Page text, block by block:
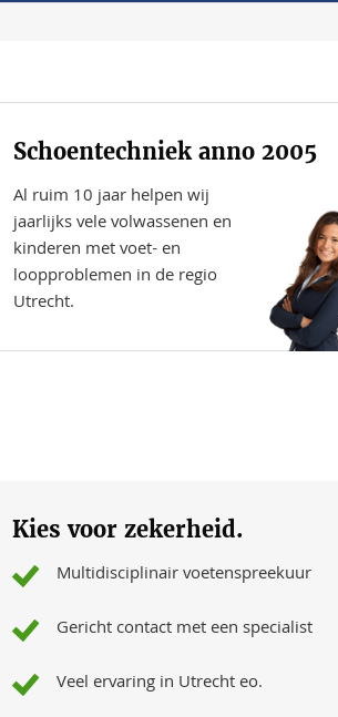
Schoentechniek anno 2005
Al ruim 10 jaar helpen wij
jaarlijks vele volwassenen en
kinderen met voet- en
loopproblemen in de regio
Utrecht.
Kies voor zekerheid.
Multidisciplinair voetenspreekuur
Gericht contact met een specialist
Veel ervaring in Utrecht eo.